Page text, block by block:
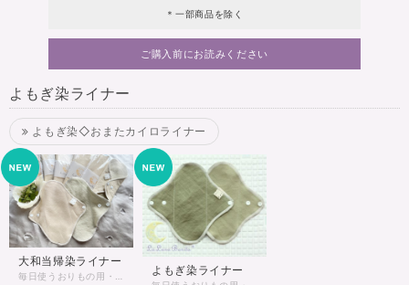
＊一部商品を除く
ご購入前にお読みください
よもぎ染ライナー
よもぎ染◇おまたカイロライナー
大和当帰染ライナー
よもぎ染ライナー